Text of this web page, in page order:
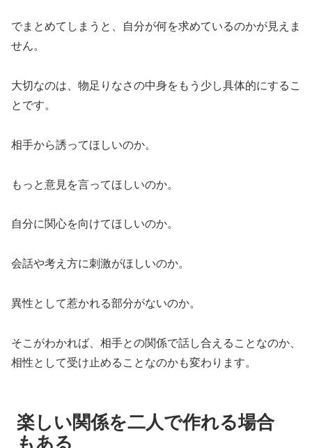
でまとめてしまうと、自分が何を求めているのかが見えま
せん。
大切なのは、物足りなさの中身をもう少し具体的にするこ
とです。
相手から誘ってほしいのか。
もっと意見を言ってほしいのか。
自分に関心を向けてほしいのか。
会話や考え方に刺激がほしいのか。
異性として惹かれる部分がないのか。
そこがわかれば、相手との関係で話し合えることなのか、
相性として受け止めることなのかも変わります。
楽しい関係を二人で作れる場合
もある